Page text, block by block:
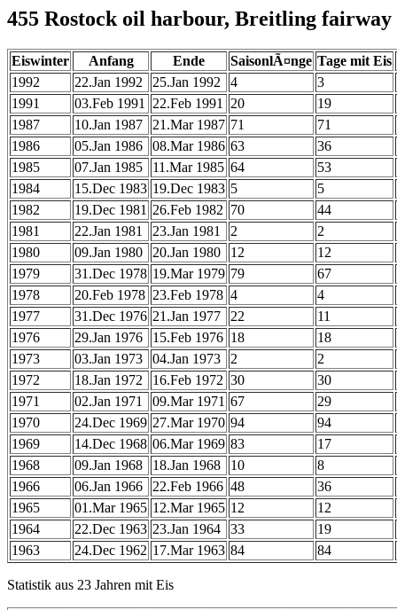
455 Rostock oil harbour, Breitling fairway
Eiswinter Anfang Ende SaisonlÃ¤nge Tage mit Eis
1992
22.Jan 1992 25.Jan 1992 4
3
1991
03.Feb 1991 22.Feb 1991 20
19
1987
10.Jan 1987 21.Mar 1987 71
71
1986
05.Jan 1986 08.Mar 1986 63
36
1985
07.Jan 1985 11.Mar 1985 64
53
1984
15.Dec 1983 19.Dec 1983 5
5
1982
19.Dec 1981 26.Feb 1982 70
44
1981
22.Jan 1981 23.Jan 1981 2
2
1980
09.Jan 1980 20.Jan 1980 12
12
1979
31.Dec 1978 19.Mar 1979 79
67
1978
20.Feb 1978 23.Feb 1978 4
4
1977
31.Dec 1976 21.Jan 1977 22
11
1976
29.Jan 1976 15.Feb 1976 18
18
1973
03.Jan 1973 04.Jan 1973 2
2
1972
18.Jan 1972 16.Feb 1972 30
30
1971
02.Jan 1971 09.Mar 1971 67
29
1970
24.Dec 1969 27.Mar 1970 94
94
1969
14.Dec 1968 06.Mar 1969 83
17
1968
09.Jan 1968 18.Jan 1968 10
8
1966
06.Jan 1966 22.Feb 1966 48
36
1965
01.Mar 1965 12.Mar 1965 12
12
1964
22.Dec 1963 23.Jan 1964 33
19
1963
24.Dec 1962 17.Mar 1963 84 84
Statistik aus 23 Jahren mit Eis